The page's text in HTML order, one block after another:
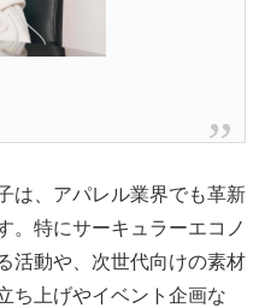
は、アパレル業界でも革新
。特にサーキュラーエコノ
活動や、次世代向けの素材
ち上げやイベント企画な